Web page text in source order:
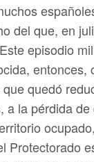
del que, en
episodio
entonces,
quedó
a la pérdida
Protectorado